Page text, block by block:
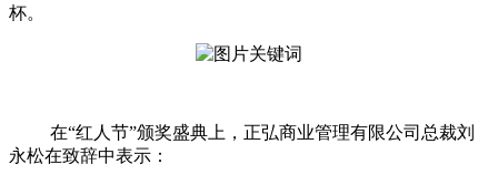
杯。
在“红人节”颁奖盛典上，正弘商业管理有限公司总裁刘
永松在致辞中表示：